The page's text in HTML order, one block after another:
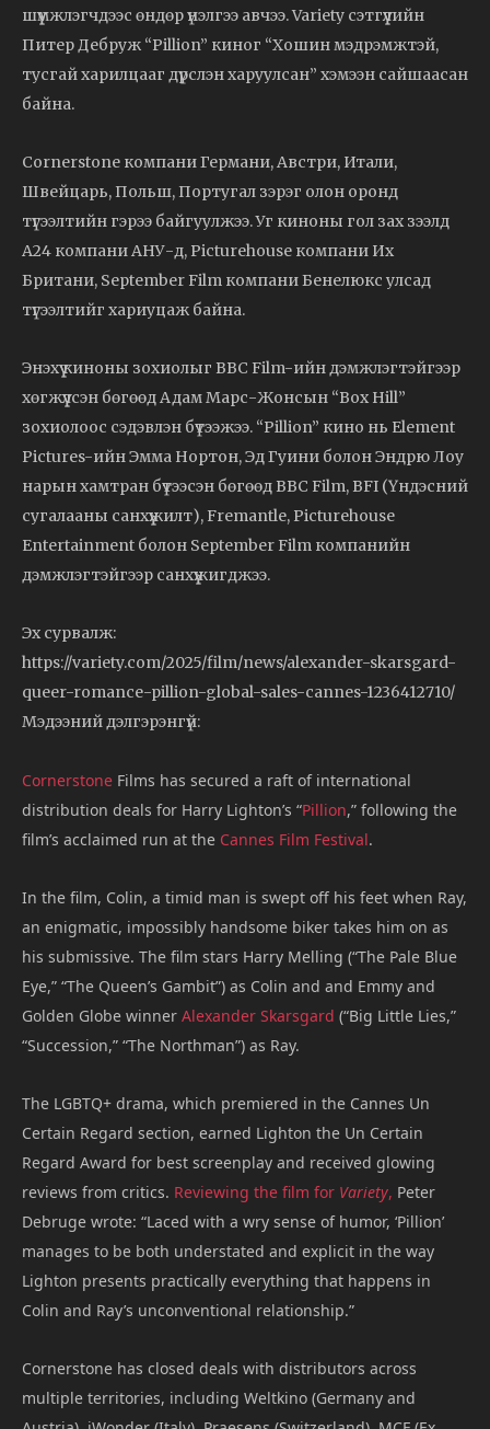
шүүмжлэгчдээс өндөр үнэлгээ авчээ. Variety сэтгүүлийн
Питер Дебруж “Pillion” киног “Хошин мэдрэмжтэй,
тусгай харилцааг дүрслэн харуулсан” хэмээн сайшаасан
байна.
Cornerstone компани Германи, Австри, Итали,
Швейцарь, Польш, Португал зэрэг олон оронд
түгээлтийн гэрээ байгуулжээ. Уг киноны гол зах зээлд
A24 компани АНУ-д, Picturehouse компани Их
Британи, September Film компани Бенелюкс улсад
түгээлтийг хариуцаж байна.
Энэхүү киноны зохиолыг BBC Film-ийн дэмжлэгтэйгээр
хөгжүүлсэн бөгөөд Адам Марс-Жонсын “Box Hill”
зохиолоос сэдэвлэн бүтээжээ. “Pillion” кино нь Element
Pictures-ийн Эмма Нортон, Эд Гуини болон Эндрю Лоу
нарын хамтран бүтээсэн бөгөөд BBC Film, BFI (Үндэсний
сугалааны санхүүжилт), Fremantle, Picturehouse
Entertainment болон September Film компанийн
дэмжлэгтэйгээр санхүүжигджээ.
Эх сурвалж:
https://variety.com/2025/film/news/alexander-skarsgard-
queer-romance-pillion-global-sales-cannes-1236412710/
Мэдээний дэлгэрэнгүй:
Cornerstone Films has secured a raft of international
distribution deals for Harry Lighton’s “Pillion,” following the
film’s acclaimed run at the Cannes Film Festival.
In the film, Colin, a timid man is swept off his feet when Ray,
an enigmatic, impossibly handsome biker takes him on as
his submissive. The film stars Harry Melling (“The Pale Blue
Eye,” “The Queen’s Gambit”) as Colin and and Emmy and
Golden Globe winner Alexander Skarsgard (“Big Little Lies,”
“Succession,” “The Northman”) as Ray.
The LGBTQ+ drama, which premiered in the Cannes Un
Certain Regard section, earned Lighton the Un Certain
Regard Award for best screenplay and received glowing
reviews from critics. Reviewing the film for Variety, Peter
Debruge wrote: “Laced with a wry sense of humor, ‘Pillion’
manages to be both understated and explicit in the way
Lighton presents practically everything that happens in
Colin and Ray’s unconventional relationship.”
Cornerstone has closed deals with distributors across
multiple territories, including Weltkino (Germany and